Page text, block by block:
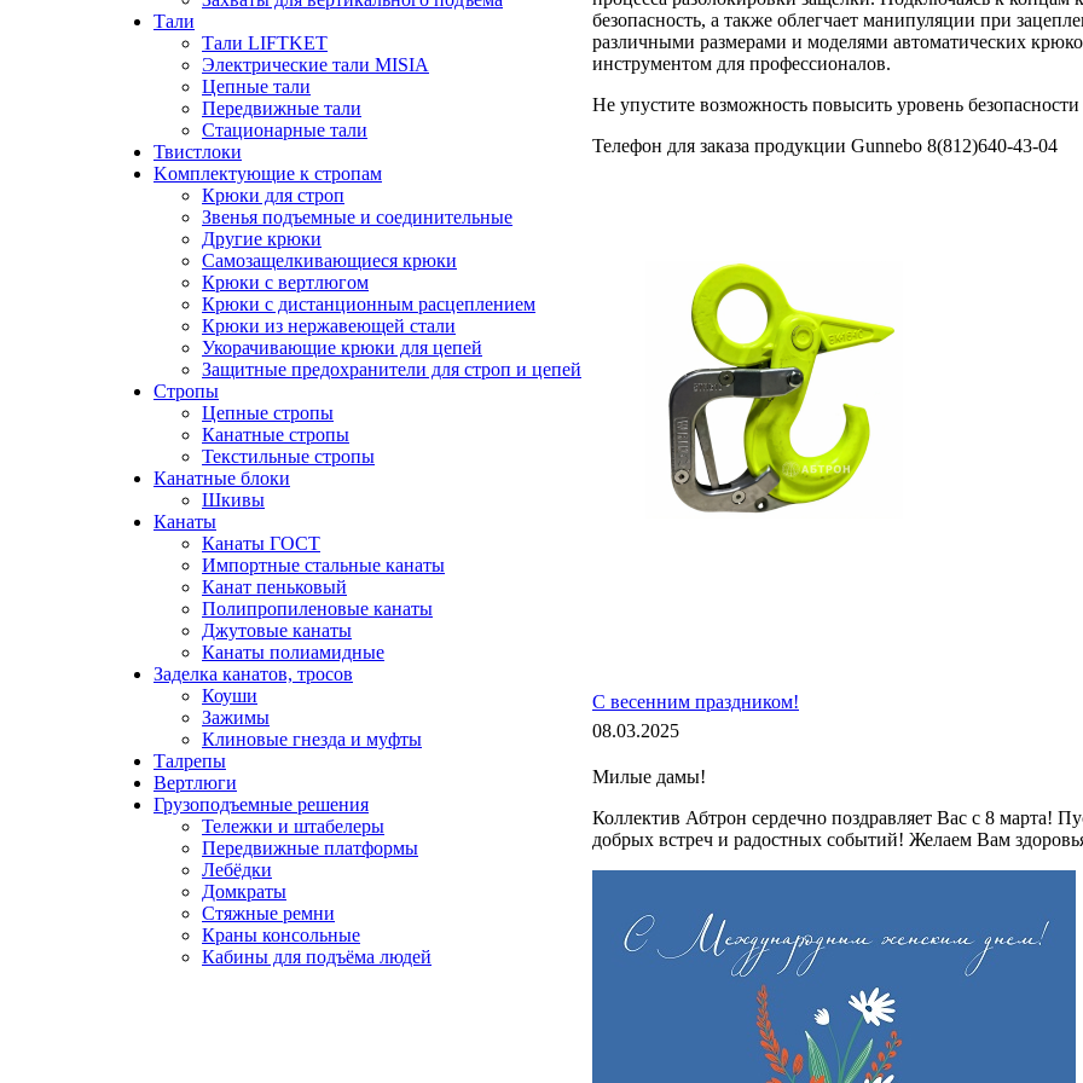
Тали
Тали LIFTKET
Электрические тали MISIA
Цепные тали
Передвижные тали
Стационарные тали
Твистлоки
Kомплектующие к стропам
Крюки для строп
Звенья подъемные и соединительные
Другие крюки
Самозащелкивающиеся крюки
Крюки с вертлюгом
Крюки с дистанционным расцеплением
Крюки из нержавеющей стали
Укорачивающие крюки для цепей
Защитные предохранители для строп и цепей
Стропы
Цепные стропы
Канатные стропы
Текстильные стропы
Канатные блоки
Шкивы
Канаты
Канаты ГОСТ
Импортные стальные канаты
Канат пеньковый
Полипропиленовые канаты
Джутовые канаты
Канаты полиамидные
Заделка канатов, тросов
Коуши
Зажимы
Клиновые гнезда и муфты
Талрепы
Вертлюги
Грузоподъемные решения
Тележки и штабелеры
Передвижные платформы
Лебёдки
Домкраты
Стяжные ремни
Краны консольные
Кабины для подъёма людей
безопасность, а также облегчает манипуляции при
различными размерами и моделями автоматических
инструментом для профессионалов.
Не упустите возможность повысить уровень
Телефон для заказа продукции Gunnebo 8(812)640-43-04
С весенним праздником!
08.03.2025
Милые дамы!
Коллектив Абтрон сердечно поздравляет Вас с 8 марта!
добрых встреч и радостных событий! Желаем Вам